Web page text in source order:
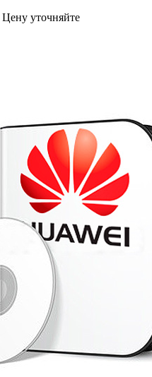
Цену уточняйте